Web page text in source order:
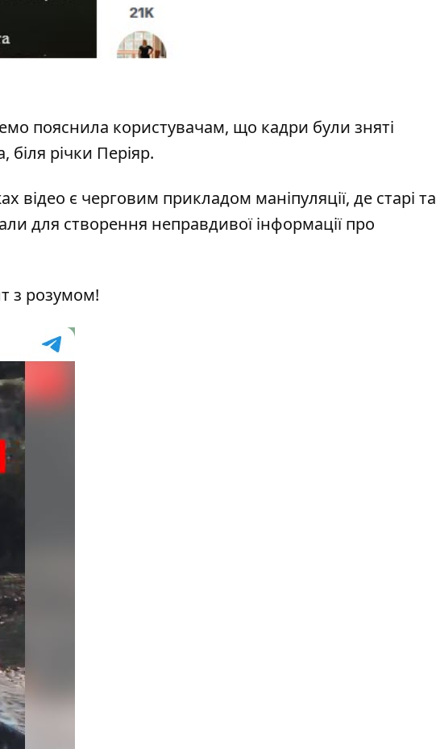
пояснила користувачам, що кадри були зняті
біля річки Періяр.
є черговим прикладом маніпуляції, де старі та
для створення неправдивої інформації про
з розумом!